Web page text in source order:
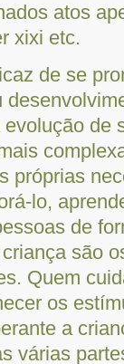
atos
xixi etc.
de se
de
próprias
lo,
de
são
Quem
os
a
várias